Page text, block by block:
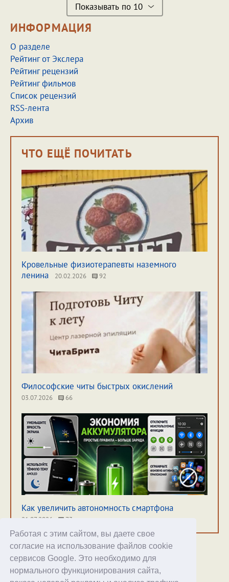
Работая с этим сайтом, вы даете свое
согласие на использование файлов cookie
сервисов Google. Это необходимо для
нормального функционирования сайта,
Показывать по 10
ИНФОРМАЦИЯ
О разделе
Рейтинг от Экслера
Рейтинг рецензий
Рейтинг фильмов
Список рецензий
RSS-лента
Архив
ЧТО ЕЩЁ ПОЧИТАТЬ
Кровельные физиотерапевты наземного
ленина
20.02.2026 92
Философские читы быстрых окислений
03.07.2026 66
Как увеличить автономность смартфона
21.07.2026 73
Хостинг